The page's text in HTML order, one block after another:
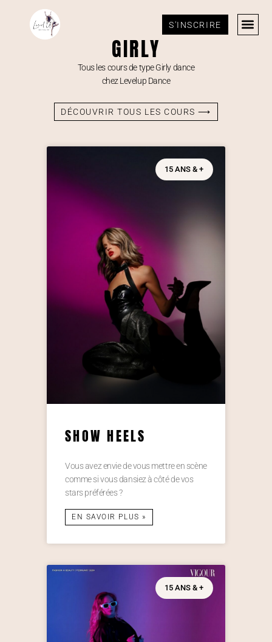
S'INSCRIRE
GIRLY
Tous les cours de type Girly dance
chez Levelup Dance
DÉCOUVRIR TOUS LES COURS ⟶
15 ANS & +
SHOW HEELS
Vous avez envie de vous mettre en scène
comme si vous dansiez à côté de vos
stars préférées ?
EN SAVOIR PLUS »
15 ANS & +